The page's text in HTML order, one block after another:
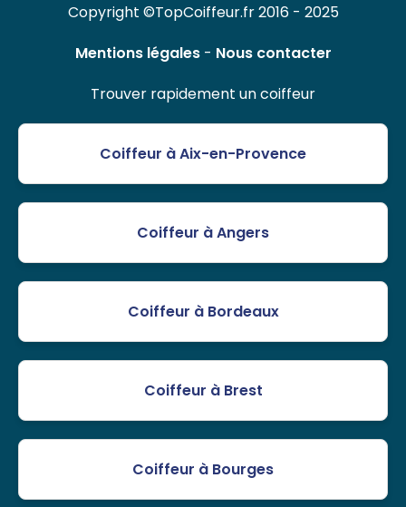
Copyright ©TopCoiffeur.fr 2016 - 2025
Mentions légales- Nous contacter
Trouver rapidement un coiffeur
Coiffeur à Aix-en-Provence
Coiffeur à Angers
Coiffeur à Bordeaux
Coiffeur à Brest
Coiffeur à Bourges